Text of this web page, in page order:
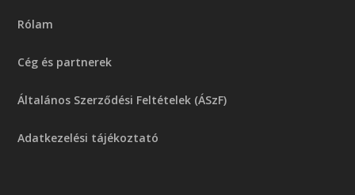
Rólam
Cég és partnerek
Általános Szerződési Feltételek (ÁSzF)
Adatkezelési tájékoztató